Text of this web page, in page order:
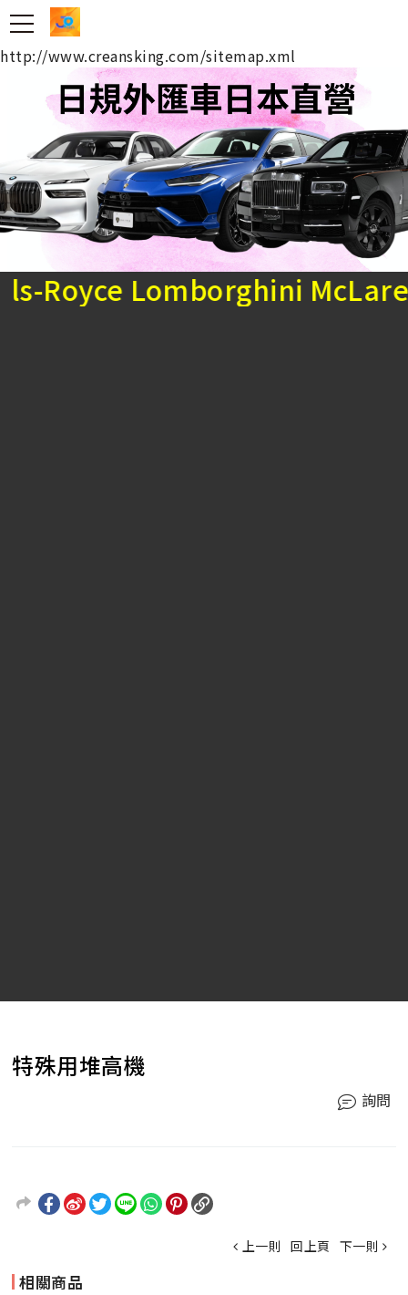
http://www.creansking.com/sitemap.xml
Lomborghini McLaren
特殊用堆高機
詢問
上一則 回上頁 下一則
相關商品